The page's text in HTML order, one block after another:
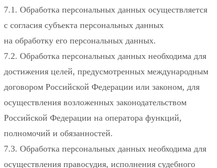
7.1. Обработка персональных данных осуществляется
с согласия субъекта персональных данных
на обработку его персональных данных.
7.2. Обработка персональных данных необходима для
достижения целей, предусмотренных международным
договором Российской Федерации или законом, для
осуществления возложенных законодательством
Российской Федерации на оператора функций,
полномочий и обязанностей.
7.3. Обработка персональных данных необходима для
осуществления правосудия, исполнения судебного